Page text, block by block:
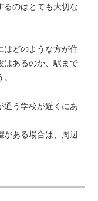
るのはとても大切な
はどのような方が住
はあるのか、駅まで
通う学校が近くにあ
がある場合は、周辺